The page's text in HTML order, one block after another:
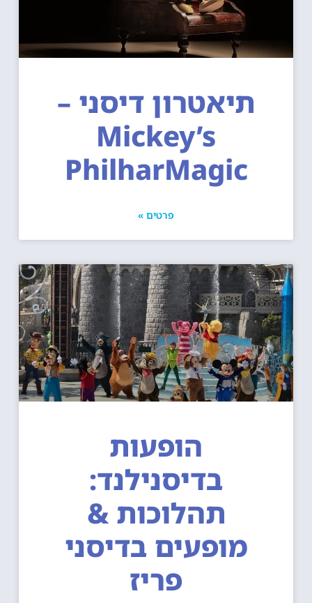
תיאטרון דיסני –
Mickey’s
PhilharMagic
פרטים »
הופעות
בדיסנילנד:
תהלוכות &
מופעים בדיסני
פריז